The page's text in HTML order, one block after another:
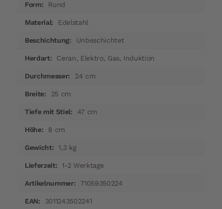
Rund
Edelstahl
Unbeschichtet
Ceran, Elektro, Gas, Induktion
24 cm
25 cm
47 cm
8 cm
1,3 kg
1-2 Werktage
71059350224
3011243502241